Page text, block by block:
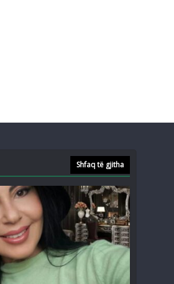
Shfaq të gjitha